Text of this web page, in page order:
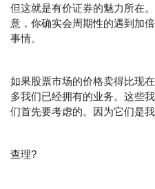
但这就是有价证券的魅力所在
意，你确实会周期性的遇到加
事情。
如果股票市场的价格卖得比现
多我们已经拥有的业务。这些
们首先要考虑的。因为它们是我
查理?